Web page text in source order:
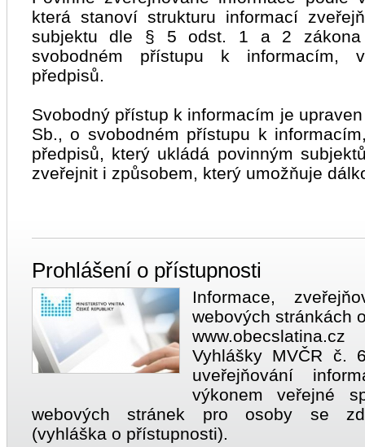
která stanoví strukturu informací
subjektu dle § 5 odst. 1 a 2
svobodném přístupu k informacím,
předpisů.
Svobodný přístup k informacím je
Sb., o svobodném přístupu k
předpisů, který ukládá povinným
zveřejnit i způsobem, který umožňuje
Prohlášení o přístupnosti
Informace,
webových stránkách
Vyhlášky MVČR č.
uveřejňování
výkonem veřejné
webových stránek pro osoby se
(vyhláška o přístupnosti).